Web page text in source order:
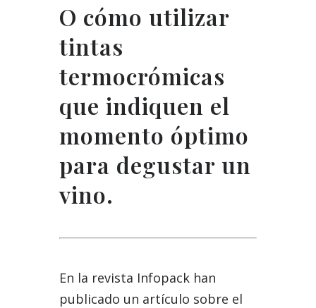
O cómo utilizar
tintas
termocrómicas
que indiquen el
momento óptimo
para degustar un
vino.
En la revista Infopack han
publicado un artículo sobre el